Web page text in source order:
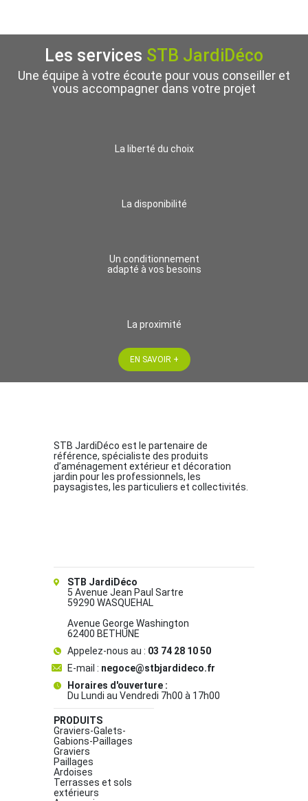
Les services STB JardiDéco
Une équipe à votre écoute pour vous conseiller et
vous accompagner dans votre projet
La liberté du choix
La disponibilité
Un conditionnement
adapté à vos besoins
La proximité
EN SAVOIR +
STB JardiDéco est le partenaire de
référence, spécialiste des produits
d’aménagement extérieur et décoration
jardin pour les professionnels, les
paysagistes, les particuliers et collectivités.
STB JardiDéco
5 Avenue Jean Paul Sartre
59290 WASQUEHAL
Avenue George Washington
62400 BETHUNE
Appelez-nous au : 03 74 28 10 50
E-mail : negoce@stbjardideco.fr
Horaires d'ouverture :
Du Lundi au Vendredi 7h00 à 17h00
PRODUITS
Graviers-Galets-
Gabions-Paillages
Graviers
Paillages
Ardoises
Terrasses et sols
extérieurs